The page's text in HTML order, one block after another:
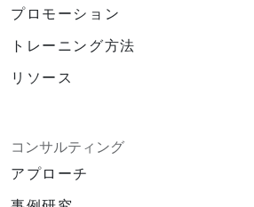
プロモーション
トレーニング方法
リソース
コンサルティング
アプローチ